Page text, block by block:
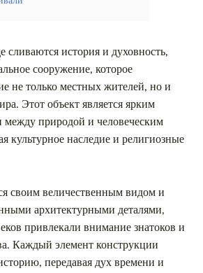
сливаются история и духовность,
сооружение, которое
не только местных жителей, но и
Этот объект является ярким
природой и человеческим
культурное наследие и религиозные
своим величественным видом и
архитектурными деталями,
привлекали внимание знатоков и
Каждый элемент конструкции
передавая дух времени и